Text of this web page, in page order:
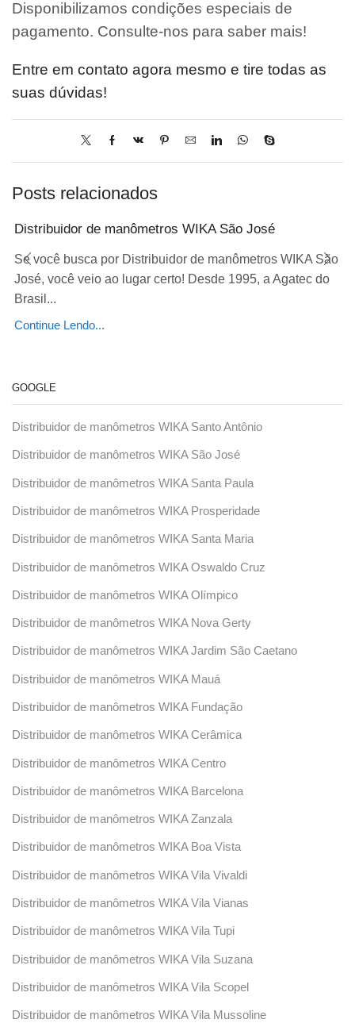
Disponibilizamos condições especiais de
pagamento. Consulte-nos para saber mais!
Entre em contato agora mesmo e tire todas as
suas dúvidas!
Posts relacionados
Distribuidor de manômetros WIKA São José
Se você busca por Distribuidor de manômetros WIKA São
José, você veio ao lugar certo! Desde 1995, a Agatec do
Brasil...
Continue Lendo...
GOOGLE
Distribuidor de manômetros WIKA Santo Antônio
Distribuidor de manômetros WIKA São José
Distribuidor de manômetros WIKA Santa Paula
Distribuidor de manômetros WIKA Prosperidade
Distribuidor de manômetros WIKA Santa Maria
Distribuidor de manômetros WIKA Oswaldo Cruz
Distribuidor de manômetros WIKA Olímpico
Distribuidor de manômetros WIKA Nova Gerty
Distribuidor de manômetros WIKA Jardim São Caetano
Distribuidor de manômetros WIKA Mauá
Distribuidor de manômetros WIKA Fundação
Distribuidor de manômetros WIKA Cerâmica
Distribuidor de manômetros WIKA Centro
Distribuidor de manômetros WIKA Barcelona
Distribuidor de manômetros WIKA Zanzala
Distribuidor de manômetros WIKA Boa Vista
Distribuidor de manômetros WIKA Vila Vivaldi
Distribuidor de manômetros WIKA Vila Vianas
Distribuidor de manômetros WIKA Vila Tupi
Distribuidor de manômetros WIKA Vila Suzana
Distribuidor de manômetros WIKA Vila Scopel
Distribuidor de manômetros WIKA Vila Mussoline